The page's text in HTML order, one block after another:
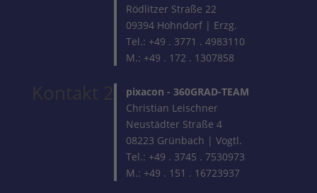
Rödlitzer Straße 22
09394 Hohndorf | Erzg.
Tel.: +49 . 3771 . 4983110
M.: +49 . 172 . 1307858
Kontakt 2 pixacon - 360GRAD-TEAM
Christian Leischner
Neustädter Straße 4
08223 Grünbach | Vogtl.
Tel.: +49 . 3745 . 7530973
M.: +49 . 151 . 16723937